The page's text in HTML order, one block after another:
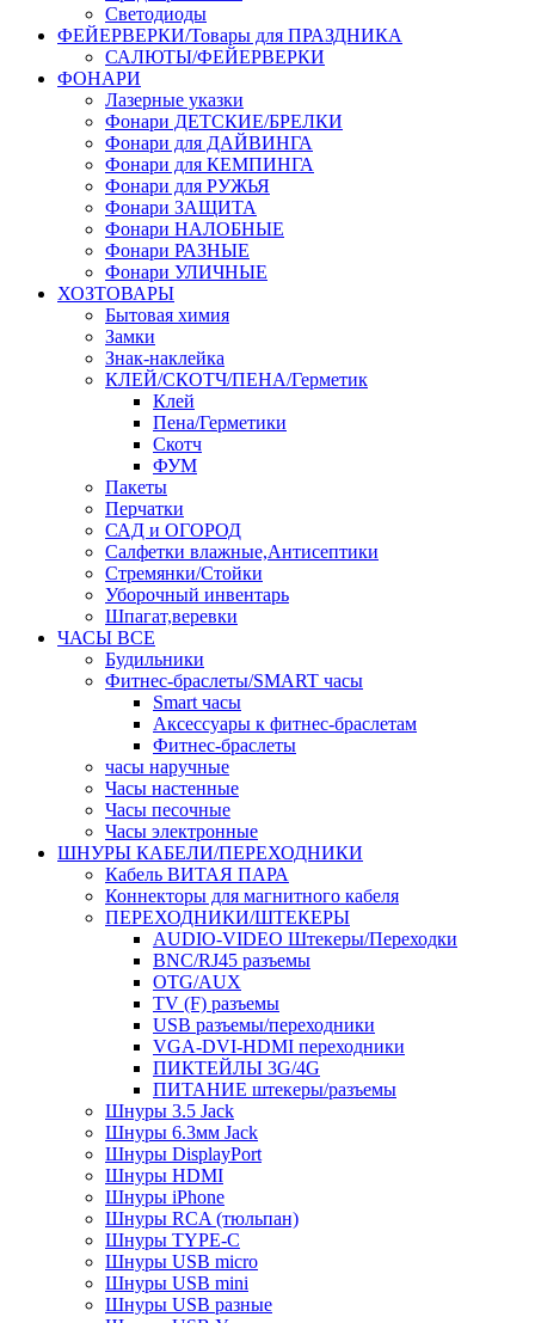
Светодиоды
ФЕЙЕРВЕРКИ/Товары для ПРАЗДНИКА
САЛЮТЫ/ФЕЙЕРВЕРКИ
ФОНАРИ
Лазерные указки
Фонари ДЕТСКИЕ/БРЕЛКИ
Фонари для ДАЙВИНГА
Фонари для КЕМПИНГА
Фонари для РУЖЬЯ
Фонари ЗАЩИТА
Фонари НАЛОБНЫЕ
Фонари РАЗНЫЕ
Фонари УЛИЧНЫЕ
ХОЗТОВАРЫ
Бытовая химия
Замки
Знак-наклейка
КЛЕЙ/СКОТЧ/ПЕНА/Герметик
Клей
Пена/Герметики
Скотч
ФУМ
Пакеты
Перчатки
САД и ОГОРОД
Салфетки влажные,Антисептики
Стремянки/Стойки
Уборочный инвентарь
Шпагат,веревки
ЧАСЫ ВСЕ
Будильники
Фитнес-браслеты/SMART часы
Smart часы
Аксессуары к фитнес-браслетам
Фитнес-браслеты
часы наручные
Часы настенные
Часы песочные
Часы электронные
ШНУРЫ КАБЕЛИ/ПЕРЕХОДНИКИ
Кабель ВИТАЯ ПАРА
Коннекторы для магнитного кабеля
ПЕРЕХОДНИКИ/ШТЕКЕРЫ
AUDIO-VIDEO Штекеры/Переходки
BNC/RJ45 разъемы
OTG/AUX
TV (F) разъемы
USB разъемы/переходники
VGA-DVI-HDMI переходники
ПИКТЕЙЛЫ 3G/4G
ПИТАНИЕ штекеры/разъемы
Шнуры 3.5 Jack
Шнуры 6.3мм Jack
Шнуры DisplayPort
Шнуры HDMI
Шнуры iPhone
Шнуры RCA (тюльпан)
Шнуры TYPE-C
Шнуры USB micro
Шнуры USB mini
Шнуры USB разные